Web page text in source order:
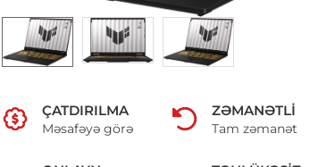
ÇATDIRILMA
Məsafəyə görə
ZƏMANƏTLI
Tam zəmanət